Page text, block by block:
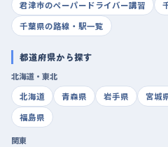
君津市のペーパードライバー講習
千葉県の路線・駅一覧
都道府県から探す
北海道・東北
北海道
青森県 岩手県 宮城
福島県
関東